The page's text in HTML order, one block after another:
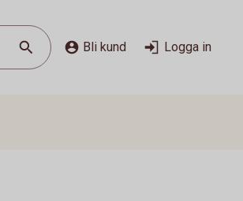
Bli kund Logga in